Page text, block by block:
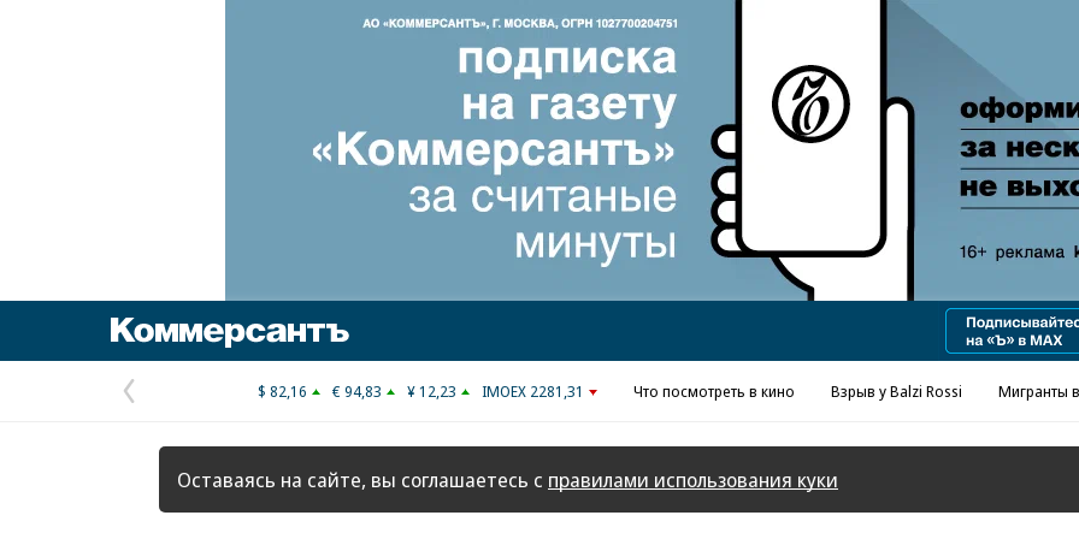
Предыдущая
страница
$ 82,16 € 94,83 ¥ 12,23 IMOEX 2281,31 Что посмотреть в кино Взрыв у Balzi Rossi Мигранты
Оставаясь на сайте, вы соглашаетесь с правилами использования куки